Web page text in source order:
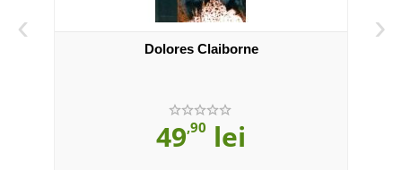
‹
Dolores Claiborne
49,90 lei
›